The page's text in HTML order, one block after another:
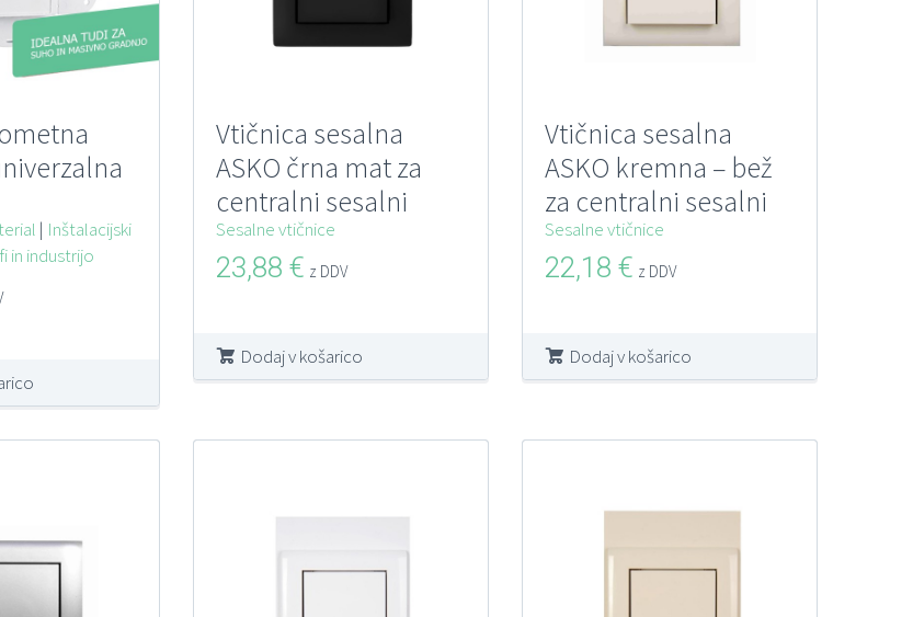
| Inštalacijski
in industrijo
Vtičnica sesalna
ASKO črna mat za
centralni sesalni
sistem
Sesalne vtičnice
23,88 € z DDV
Dodaj v košarico
Vtičnica sesalna
ASKO kremna – bež
za centralni sesalni
sistem
Sesalne vtičnice
22,18 € z DDV
Dodaj v košarico